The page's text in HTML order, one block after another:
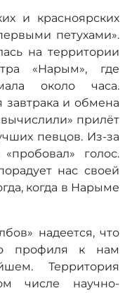
и красноярских
петухами».
на территории
«Нарым», где
около часа.
и обмена
прилёт
певцов. Из-за
голос.
нас своей
когда в Нарыме
надеется, что
профиля к нам
Территория
числе научно-